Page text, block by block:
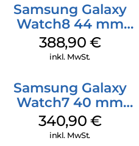
Samsung Galaxy
Watch8 44 mm
Graphite
388,90 €
inkl. MwSt.
Samsung Galaxy
Watch7 40 mm
Green
340,90 €
inkl. MwSt.